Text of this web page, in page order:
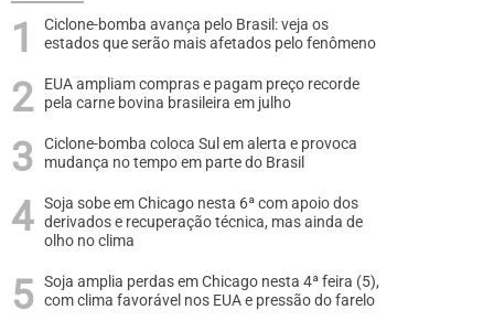
Ciclone-bomba avança pelo Brasil: veja os
estados que serão mais afetados pelo fenômeno
EUA ampliam compras e pagam preço recorde
pela carne bovina brasileira em julho
Ciclone-bomba coloca Sul em alerta e provoca
mudança no tempo em parte do Brasil
Soja sobe em Chicago nesta 6ª com apoio dos
derivados e recuperação técnica, mas ainda de
olho no clima
Soja amplia perdas em Chicago nesta 4ª feira (5),
com clima favorável nos EUA e pressão do farelo